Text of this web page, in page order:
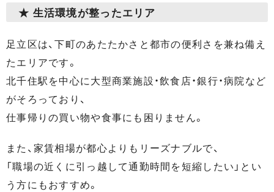
★ 生活環境が整ったエリア
足立区は、下町のあたたかさと都市の便利さを兼ね備え
たエリアです。
北千住駅を中心に大型商業施設・飲食店・銀行・病院など
がそろっており、
仕事帰りの買い物や食事にも困りません。
また、家賃相場が都心よりもリーズナブルで、
「職場の近くに引っ越して通勤時間を短縮したい」とい
う方にもおすすめ。